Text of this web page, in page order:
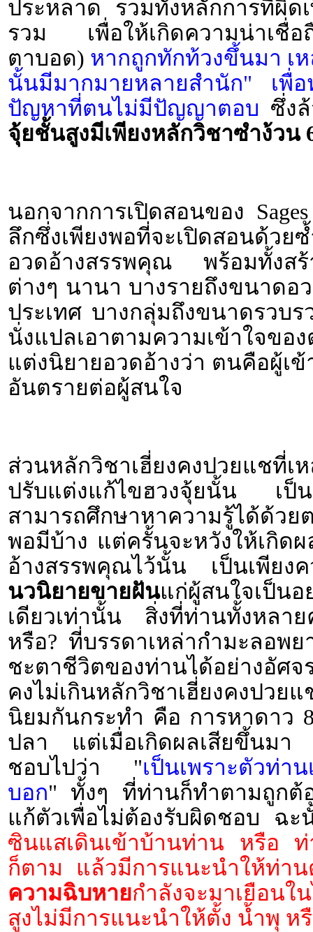
ประหลาด รวมทั้งหลักการที่ผิด
รวม เพื่อให้เกิดความน่าเชื่
ตาบอด) หากถูกทักท้วงขึ้นมา เ
นั้นมีมากมายหลายสำนัก" เพื่
ปัญหาที่ตนไม่มีปัญญาตอบ ซึ่ง
จุ้ยชั้นสูงมีเพียงหลักวิชาซำง้วน
นอกจากการเปิดสอนของ
ลึกซึ่งเพียงพอที่จะเปิดสอนด้ว
อวดอ้างสรรพคุณ พร้อมทั้งสร้
ต่างๆ นานา บางรายถึงขนาดอ
ประเทศ บางกลุ่มถึงขนาดรวบ
นั่งแปลเอาตามความเข้าใจข
แต่งนิยายอวดอ้างว่า ตนคือผู้เ
อันตรายต่อผู้สนใจ
ส่วนหลักวิชาเฮี่ยงคงปวยแชที่เ
ปรับแต่งแก้ไขฮวงจุ้ยนั้น เป็
สามารถศึกษาหาความรู้ได้ด้วย
พอมีบ้าง แต่ครั้นจะหวังให้เกิด
อ้างสรรพคุณไว้นั้น เป็นเพีย
นวนิยายขายฝันแก่ผู้สนใจเป็น
เดียวเท่านั้น สิ่งที่ท่านทั้งหลา
หรือ? ที่บรรดาเหล่ากำมะลอพ
ชะตาชีวิตของท่านได้อย่างอัศ
คงไม่เกินหลักวิชาเฮี่ยงคงปว
นิยมกันกระทำ คือ การหาดาว
ปลา แต่เมื่อเกิดผลเสียขึ้นมา
ชอบไปว่า "เป็นเพราะตัวท่า
บอก" ทั้งๆ ที่ท่านก็ทำตามถูกต้
แก้ตัวเพื่อไม่ต้องรับผิดชอบ ฉ
ซินแสเดินเข้าบ้านท่าน หรือ ท่
ก็ตาม แล้วมีการแนะนำให้ท่
ความฉิบหายกำลังจะมาเยือน
สูงไม่มีการแนะนำให้ตั้ง น้ำพุ ห